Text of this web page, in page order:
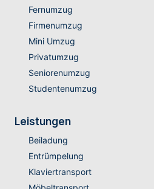
Fernumzug
Firmenumzug
Mini Umzug
Privatumzug
Seniorenumzug
Studentenumzug
Leistungen
Beiladung
Entrümpelung
Klaviertransport